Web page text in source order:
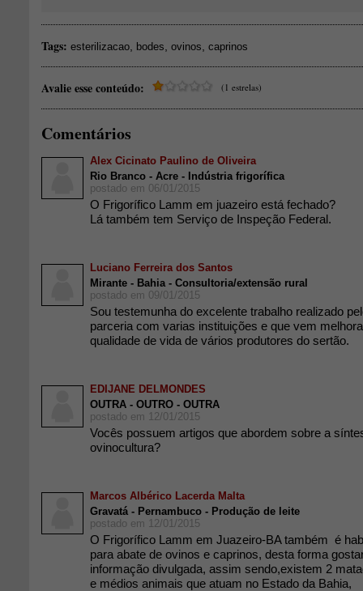
Tags: esterilizacao bodes ovinos caprinos
Avalie esse conteúdo: (1 estrelas)
Comentários
Alex Cicinato Paulino de Oliveira
Rio Branco - Acre - Indústria frigorífica
postado em 06/01/2015
O Frigorífico Lamm em juazeiro está fechado?
Lá também tem Serviço de Inspeção Federal.
Luciano Ferreira dos Santos
Mirante - Bahia - Consultoria/extensão rural
postado em 09/01/2015
Sou testemunha do excelente trabalho realizado
parceria com varias instituições e que vem
qualidade de vida de vários produtores do sertão.
EDIJANE DELMONDES
OUTRA - OUTRO - OUTRA
postado em 12/01/2015
Vocês possuem artigos que abordem sobre a
ovinocultura?
Marcos Albérico Lacerda Malta
Gravatá - Pernambuco - Produção de leite
postado em 12/01/2015
O Frigorífico Lamm em Juazeiro-BA também é
para abate de ovinos e caprinos, desta forma
informação divulgada, assim sendo,existem 2
e médios animais que atuam no Estado da Bahia,